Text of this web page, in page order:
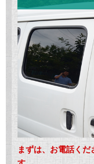
まずは、お電話く